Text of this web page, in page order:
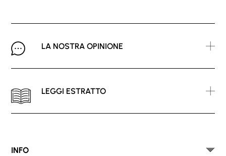
LA NOSTRA OPINIONE
LEGGI ESTRATTO
INFO